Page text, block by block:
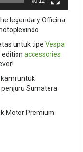
legendary Officina
untuk tipe Vespa
edition accessories
kami untuk
Sumatera
Motor Premium